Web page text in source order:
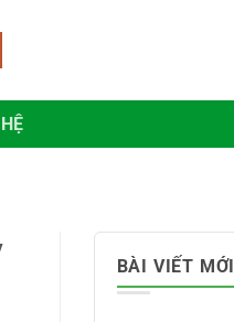
BÀI VIẾT MỚI